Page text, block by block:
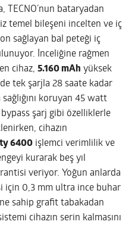
TECNO’nun bataryadan
temel bileşeni incelten ve iç
sağlayan bal peteği iç
İnceliğine rağmen
cihaz,5.160 mAh yüksek
tek şarjla 28 saate kadar
koruyan 45 watt
şarj gibi özelliklerle
cihazın
6400 işlemci verimlilik ve
kurarak beş yıl
veriyor. Yoğun anlarda
için 0,3 mm ultra ince buhar
sahip grafit tabakadan
cihazın serin kalmasını